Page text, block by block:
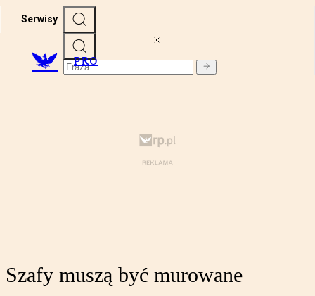
Serwisy
PRO
Szafy muszą być murowane